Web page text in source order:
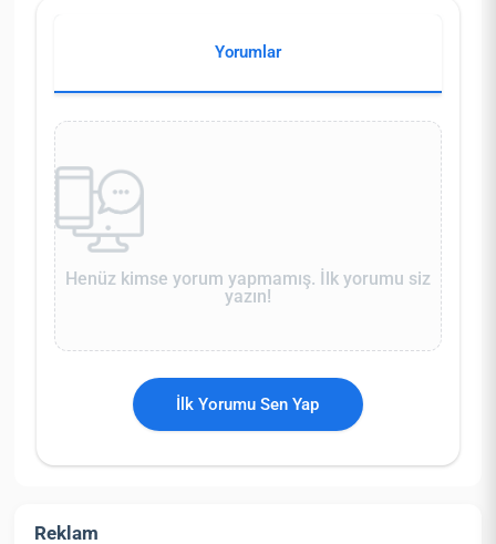
Yorumlar
Henüz kimse yorum yapmamış. İlk yorumu siz
yazın!
İlk Yorumu Sen Yap
Reklam